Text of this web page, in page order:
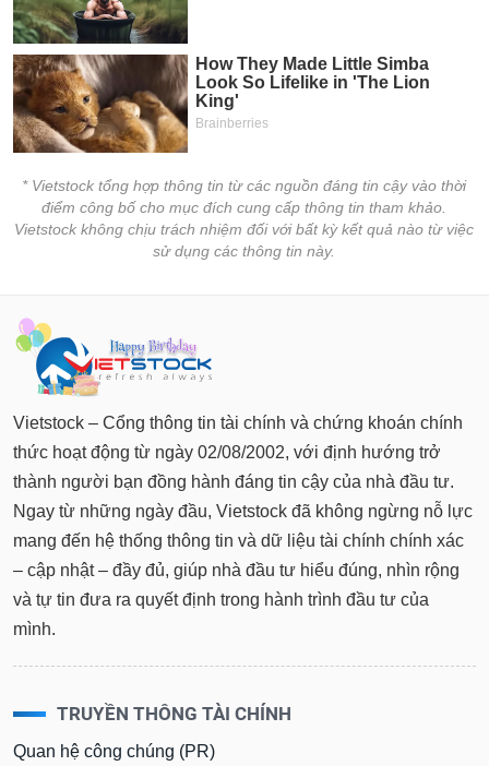
* Vietstock tổng hợp thông tin từ các nguồn đáng tin cậy vào thời
điểm công bố cho mục đích cung cấp thông tin tham khảo.
Vietstock không chịu trách nhiệm đối với bất kỳ kết quả nào từ việc
sử dụng các thông tin này.
Vietstock – Cổng thông tin tài chính và chứng khoán chính
thức hoạt động từ ngày 02/08/2002, với định hướng trở
thành người bạn đồng hành đáng tin cậy của nhà đầu tư.
Ngay từ những ngày đầu, Vietstock đã không ngừng nỗ lực
mang đến hệ thống thông tin và dữ liệu tài chính chính xác
– cập nhật – đầy đủ, giúp nhà đầu tư hiểu đúng, nhìn rộng
và tự tin đưa ra quyết định trong hành trình đầu tư của
mình.
TRUYỀN THÔNG TÀI CHÍNH
Quan hệ công chúng (PR)
Báo
cáo
phân
tích
(-)
ngữ
(-)
Đào
tạo
Sách
tài
chính
Công
đầu